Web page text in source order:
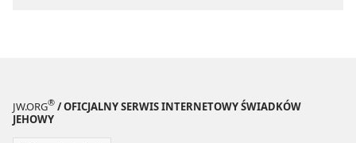
WYDANIE
JW.ORG® / OFICJALNY SERWIS INTERNETOWY ŚWIADKÓW
JEHOWY